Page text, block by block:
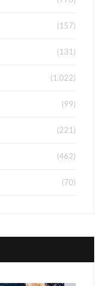
(157)
(131)
(1.022)
(99)
(221)
(462)
(70)